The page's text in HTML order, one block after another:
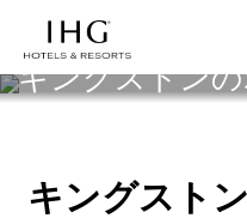
キングストン
キングスト